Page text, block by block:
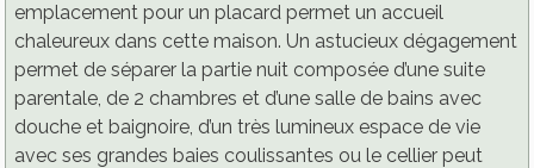
emplacement pour un placard permet un accueil
chaleureux dans cette maison. Un astucieux dégagement
permet de séparer la partie nuit composée d’une suite
parentale, de 2 chambres et d’une salle de bains avec
douche et baignoire, d’un très lumineux espace de vie
avec ses grandes baies coulissantes ou le cellier peut